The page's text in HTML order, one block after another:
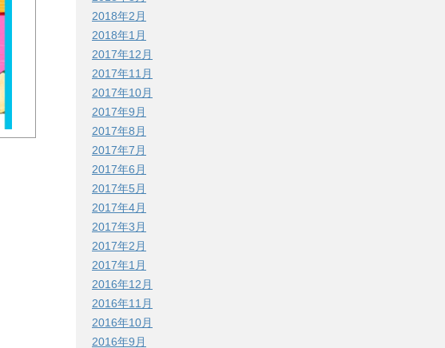
2018年2月
2018年1月
2017年12月
2017年11月
2017年10月
2017年9月
2017年8月
2017年7月
2017年6月
2017年5月
2017年4月
2017年3月
2017年2月
2017年1月
2016年12月
2016年11月
2016年10月
2016年9月